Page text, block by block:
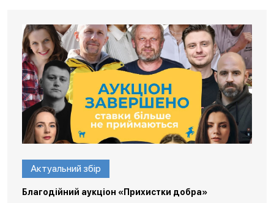
Актуальний збір
Благодійний аукціон «Прихистки добра»